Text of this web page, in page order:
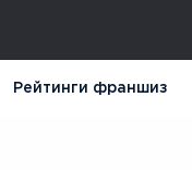
Рейтинги франшиз